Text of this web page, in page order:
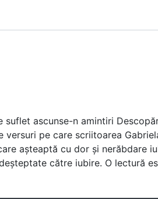
suflet ascunse-n amintiri
versuri pe care scriitoarea
așteaptă cu dor și nerăbdare
către iubire. O lectură